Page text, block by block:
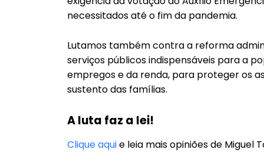
necessitados até o fim da pandemia.
Lutamos também contra a reforma
serviços públicos indispensáveis para a
empregos e da renda, para proteger os
sustento das famílias.
A luta faz a lei!
Clique aquie leia mais opiniões de Miguel